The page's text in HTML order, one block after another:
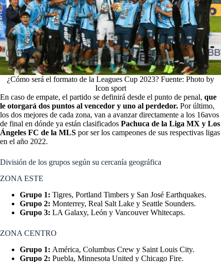
¿Cómo será el formato de la Leagues Cup 2023? Fuente: Photo by
Icon sport
En caso de empate, el partido se definirá desde el punto de penal, que
le otorgará dos puntos al vencedor y uno al perdedor. Por último,
los dos mejores de cada zona, van a avanzar directamente a los 16avos
de final en dónde ya están clasificados Pachuca de la Liga MX y Los
Ángeles FC de la MLS por ser los campeones de sus respectivas ligas
en el año 2022.
División de los grupos según su cercanía geográfica
ZONA ESTE
Grupo 1: Tigres, Portland Timbers y San José Earthquakes.
Grupo 2: Monterrey, Real Salt Lake y Seattle Sounders.
Grupo 3: LA Galaxy, León y Vancouver Whitecaps.
ZONA CENTRO
Grupo 1: América, Columbus Crew y Saint Louis City.
Grupo 2: Puebla, Minnesota United y Chicago Fire.